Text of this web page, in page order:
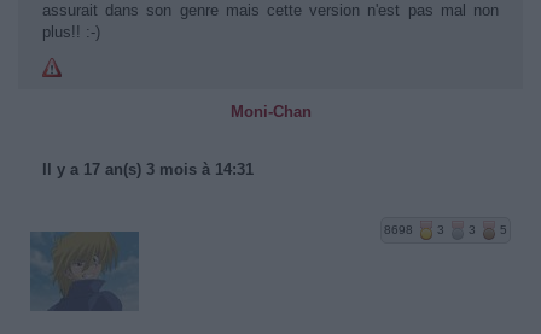
assurait dans son genre mais cette version n'est pas mal non
plus!! :-)
Moni-Chan
Il y a 17 an(s) 3 mois à 14:31
8698 3 3 5